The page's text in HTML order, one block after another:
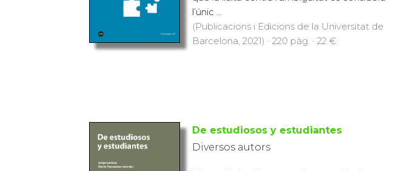
l’únic ...
(Publicacions i Edicions de la Universitat de
Barcelona, 2021) · 220 pàg. · 22 €
De estudiosos y estudiantes
Diversos autors